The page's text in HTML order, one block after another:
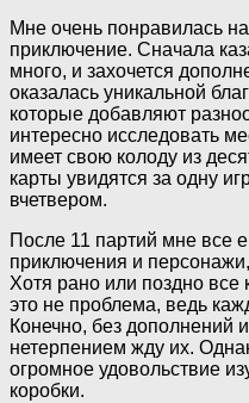
Мне очень понравилась
приключение. Сначала
много, и захочется
оказалась уникальной
которые добавляют
интересно исследовать
имеет свою колоду из
карты увидятся за одну
вчетвером.
После 11 партий мне все
приключения и
Хотя рано или поздно все
это не проблема, ведь
Конечно, без дополнений
нетерпением жду их.
огромное удовольствие
коробки.